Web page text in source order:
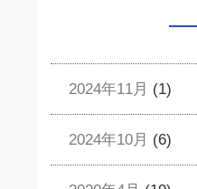
2024年11月 (1)
2024年10月 (6)